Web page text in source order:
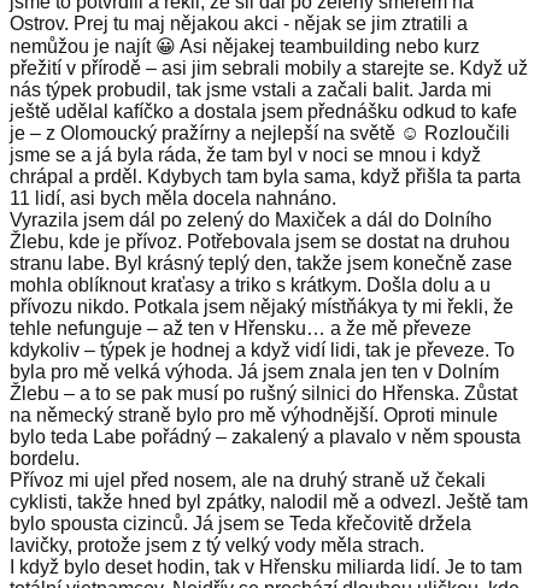
Ostrov. Prej tu maj nějakou akci - nějak se jim ztratili a
nemůžou je najít 😀 Asi nějakej teambuilding nebo kurz
přežití v přírodě – asi jim sebrali mobily a starejte se. Když už
nás týpek probudil, tak jsme vstali a začali balit. Jarda mi
ještě udělal kafíčko a dostala jsem přednášku odkud to kafe
je – z Olomoucký pražírny a nejlepší na světě ☺️ Rozloučili
jsme se a já byla ráda, že tam byl v noci se mnou i když
chrápal a prděl. Kdybych tam byla sama, když přišla ta parta
11 lidí, asi bych měla docela nahnáno.
Vyrazila jsem dál po zelený do Maxiček a dál do Dolního
Žlebu, kde je přívoz. Potřebovala jsem se dostat na druhou
stranu labe. Byl krásný teplý den, takže jsem konečně zase
mohla oblíknout kraťasy a triko s krátkym. Došla dolu a u
přívozu nikdo. Potkala jsem nějaký místňákya ty mi řekli, že
tehle nefunguje – až ten v Hřensku… a že mě převeze
kdykoliv – týpek je hodnej a když vidí lidi, tak je převeze. To
byla pro mě velká výhoda. Já jsem znala jen ten v Dolním
Žlebu – a to se pak musí po rušný silnici do Hřenska. Zůstat
na německý straně bylo pro mě výhodnější. Oproti minule
bylo teda Labe pořádný – zakalený a plavalo v něm spousta
bordelu.
Přívoz mi ujel před nosem, ale na druhý straně už čekali
cyklisti, takže hned byl zpátky, nalodil mě a odvezl. Ještě tam
bylo spousta cizinců. Já jsem se Teda křečovitě držela
lavičky, protože jsem z tý velký vody měla strach.
I když bylo deset hodin, tak v Hřensku miliarda lidí. Je to tam